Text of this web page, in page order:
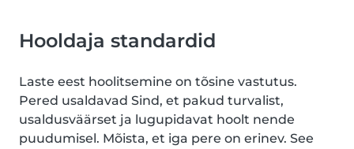
Hooldaja standardid
Laste eest hoolitsemine on tõsine vastutus.
Pered usaldavad Sind, et pakud turvalist,
usaldusväärset ja lugupidavat hoolt nende
puudumisel. Mõista, et iga pere on erinev. See